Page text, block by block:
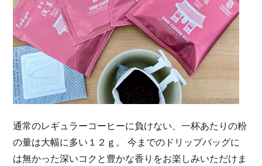
通常のレギュラーコーヒーに負けない、一杯あたりの粉
の量は大幅に多い１２ｇ。 今までのドリップバッグに
は無かった深いコクと豊かな香りをお楽しみいただけま